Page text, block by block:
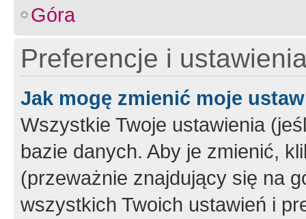
Góra
Preferencje i
Jak mogę zmienić moje
Wszystkie Twoje ustawienia
bazie danych. Aby je zmienić,
(przeważnie znajdujący się na
wszystkich Twoich ustawień i